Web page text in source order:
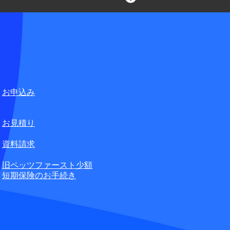
せ窓口
料
ット損害保険株式会社
お申込み
お見積り
資料請求
旧ペッツファースト少額
短期保険のお手続き